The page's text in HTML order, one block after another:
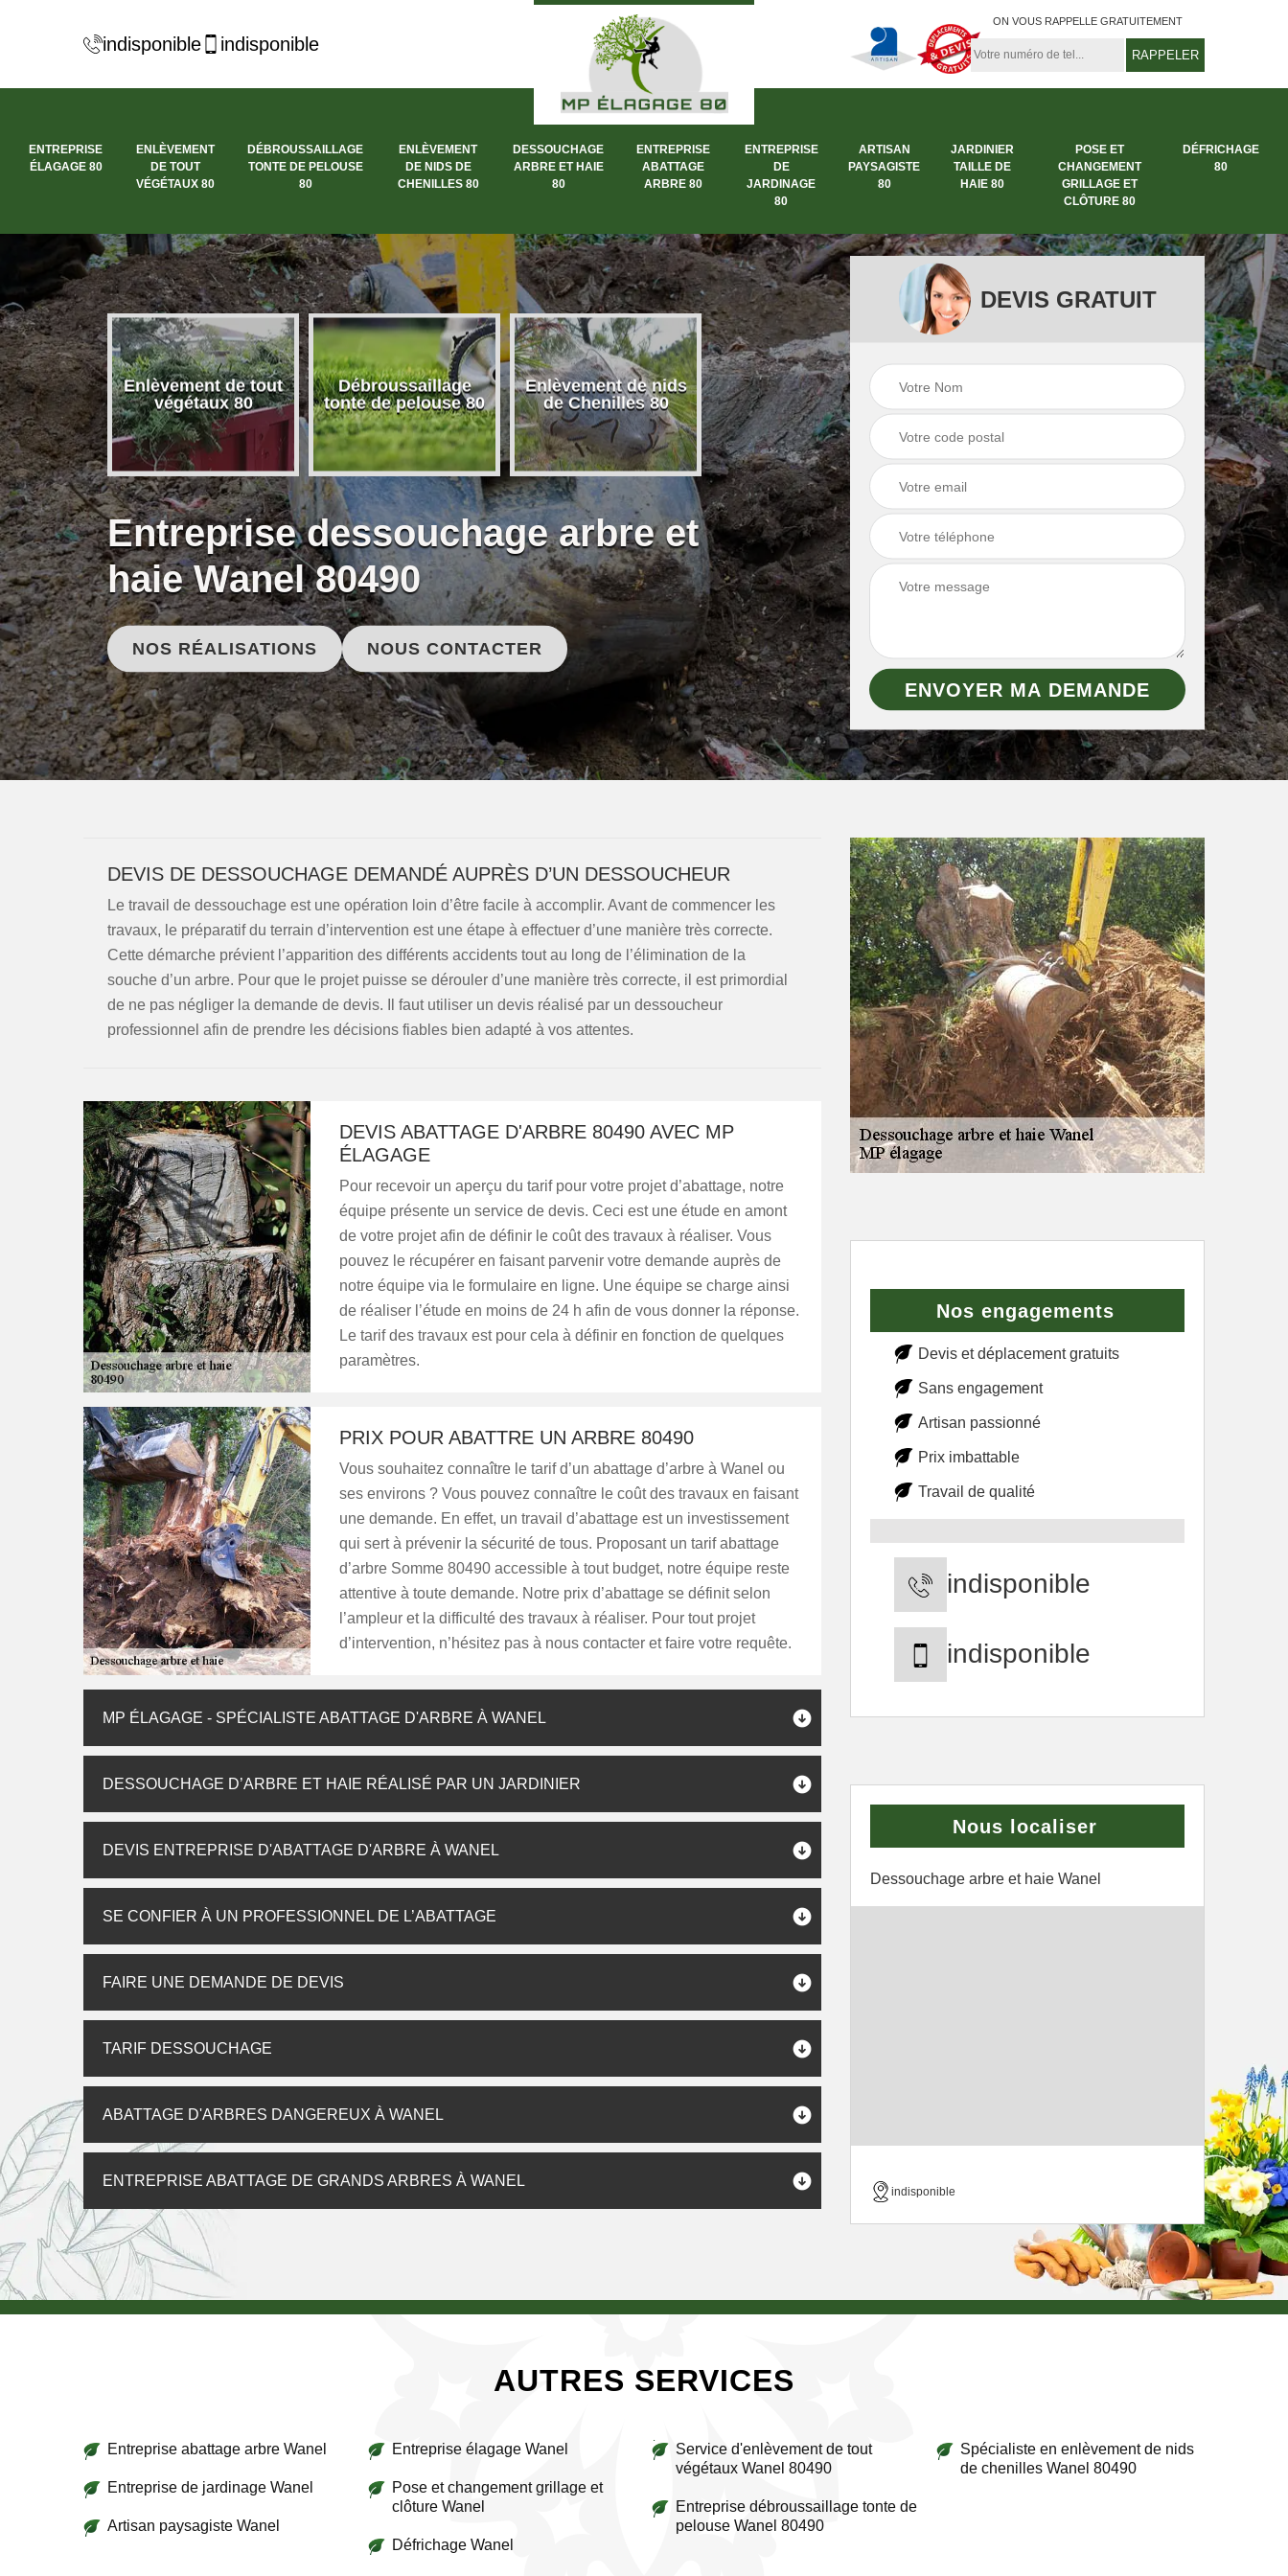
indisponible indisponible
ON VOUS RAPPELLE GRATUITEMENT
ENTREPRISE
ÉLAGAGE 80
ENLÈVEMENT
DE TOUT
VÉGÉTAUX 80
DÉBROUSSAILLAGE
TONTE DE PELOUSE
80
ENLÈVEMENT
DE NIDS DE
CHENILLES 80
DESSOUCHAGE
ARBRE ET HAIE
80
ENTREPRISE
ABATTAGE
ARBRE 80
ENTREPRISE
DE
JARDINAGE
80
ARTISAN
PAYSAGISTE
80
JARDINIER
TAILLE DE
HAIE 80
POSE ET
CHANGEMENT
GRILLAGE ET
CLÔTURE 80
DÉFRICHAGE
80
élagage
Enlèvement de tout
végétaux 80
Débroussaillage
tonte de pelouse 80
Enlèvement de nids
de Chenilles 80
Dessouchage arbre
et haie 80
Entreprise abattage
Entreprise de
jardinage 80
Entreprise dessouchage arbre et
haie Wanel 80490
NOS RÉALISATIONS NOUS CONTACTER
DEVIS GRATUIT
DEVIS DE DESSOUCHAGE DEMANDÉ AUPRÈS D’UN DESSOUCHEUR
Le travail de dessouchage est une opération loin d’être facile à accomplir. Avant de commencer les
travaux, le préparatif du terrain d’intervention est une étape à effectuer d’une manière très correcte.
Cette démarche prévient l’apparition des différents accidents tout au long de l’élimination de la
souche d’un arbre. Pour que le projet puisse se dérouler d’une manière très correcte, il est primordial
de ne pas négliger la demande de devis. Il faut utiliser un devis réalisé par un dessoucheur
professionnel afin de prendre les décisions fiables bien adapté à vos attentes.
DEVIS ABATTAGE D'ARBRE 80490 AVEC MP
ÉLAGAGE
Pour recevoir un aperçu du tarif pour votre projet d’abattage, notre
équipe présente un service de devis. Ceci est une étude en amont
de votre projet afin de définir le coût des travaux à réaliser. Vous
pouvez le récupérer en faisant parvenir votre demande auprès de
notre équipe via le formulaire en ligne. Une équipe se charge ainsi
de réaliser l’étude en moins de 24 h afin de vous donner la réponse.
Le tarif des travaux est pour cela à définir en fonction de quelques
paramètres.
PRIX POUR ABATTRE UN ARBRE 80490
Vous souhaitez connaître le tarif d’un abattage d’arbre à Wanel ou
ses environs ? Vous pouvez connaître le coût des travaux en faisant
une demande. En effet, un travail d’abattage est un investissement
qui sert à prévenir la sécurité de tous. Proposant un tarif abattage
d’arbre Somme 80490 accessible à tout budget, notre équipe reste
attentive à toute demande. Notre prix d’abattage se définit selon
l’ampleur et la difficulté des travaux à réaliser. Pour tout projet
d’intervention, n’hésitez pas à nous contacter et faire votre requête.
MP ÉLAGAGE - SPÉCIALISTE ABATTAGE D'ARBRE À WANEL
DESSOUCHAGE D’ARBRE ET HAIE RÉALISÉ PAR UN JARDINIER
DEVIS ENTREPRISE D'ABATTAGE D'ARBRE À WANEL
SE CONFIER À UN PROFESSIONNEL DE L’ABATTAGE
FAIRE UNE DEMANDE DE DEVIS
TARIF DESSOUCHAGE
ABATTAGE D'ARBRES DANGEREUX À WANEL
ENTREPRISE ABATTAGE DE GRANDS ARBRES À WANEL
Nos engagements
Devis et déplacement gratuits
Sans engagement
Artisan passionné
Prix imbattable
Travail de qualité
indisponible
indisponible
Nous localiser
Dessouchage arbre et haie Wanel
indisponible
AUTRES SERVICES
Entreprise abattage arbre Wanel
Entreprise de jardinage Wanel
Artisan paysagiste Wanel
Entreprise élagage Wanel
Pose et changement grillage et
clôture Wanel
Défrichage Wanel
Service d'enlèvement de tout
végétaux Wanel 80490
Entreprise débroussaillage tonte de
pelouse Wanel 80490
Spécialiste en enlèvement de nids
de chenilles Wanel 80490